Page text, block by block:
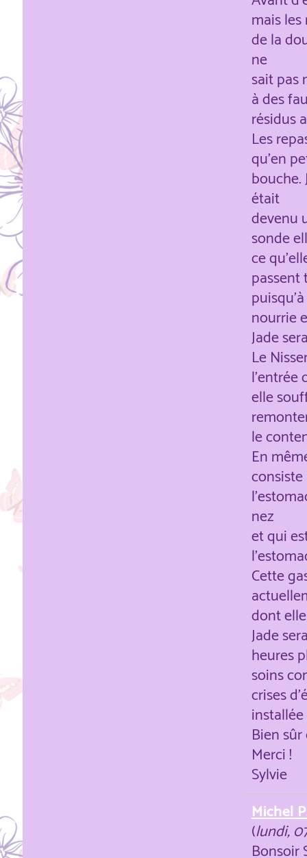
mais
de la
ne
sait pas
à des
résidus
Les
qu'en
bouche.
était
devenu
sonde
ce
passent
nourrie
Jade
Le
l'entrée
elle
le
En
nez
et qui
Cette
dont
Jade
heures
soins
crises
Bien
Merci !
Sylvie
Michel
(lundi,
Bonsoir